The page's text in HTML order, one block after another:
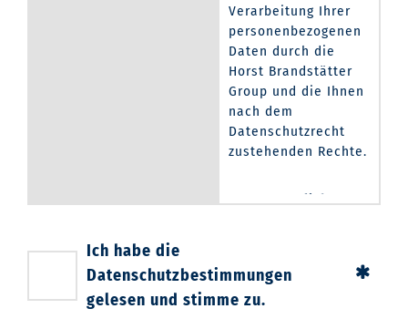
Verarbeitung Ihrer
personenbezogenen
Daten durch die
Horst Brandstätter
Group und die Ihnen
nach dem
Datenschutzrecht
zustehenden Rechte.
Verantwortliche
Geobra Brandstätter
Stiftung & Co. KG
Brandstätterstraße 2
Ich habe die
Datenschutzbestimmungen
gelesen und stimme zu.